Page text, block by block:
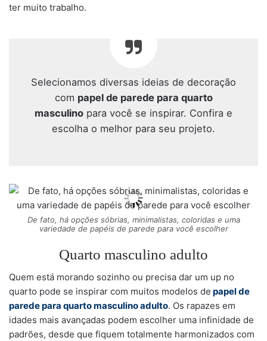
ter muito trabalho.
Selecionamos diversas ideias de decoração
com papel de parede para quarto
masculino para você se inspirar. Confira e
escolha o melhor para seu projeto.
De fato, há opções sóbrias, minimalistas, coloridas e uma
variedade de papéis de parede para você escolher
Quarto masculino adulto
Quem está morando sozinho ou precisa dar um up no
quarto pode se inspirar com muitos modelos de papel de
parede para quarto masculino adulto. Os rapazes em
idades mais avançadas podem escolher uma infinidade de
padrões, desde que fiquem totalmente harmonizados com